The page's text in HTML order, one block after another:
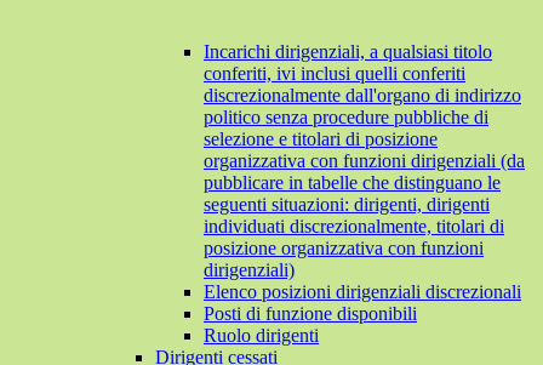
Incarichi dirigenziali, a qualsiasi titolo
conferiti, ivi inclusi quelli conferiti
discrezionalmente dall'organo di indirizzo
politico senza procedure pubbliche di
selezione e titolari di posizione
organizzativa con funzioni dirigenziali (da
pubblicare in tabelle che distinguano le
seguenti situazioni: dirigenti, dirigenti
individuati discrezionalmente, titolari di
posizione organizzativa con funzioni
dirigenziali)
Elenco posizioni dirigenziali discrezionali
Posti di funzione disponibili
Ruolo dirigenti
Dirigenti cessati